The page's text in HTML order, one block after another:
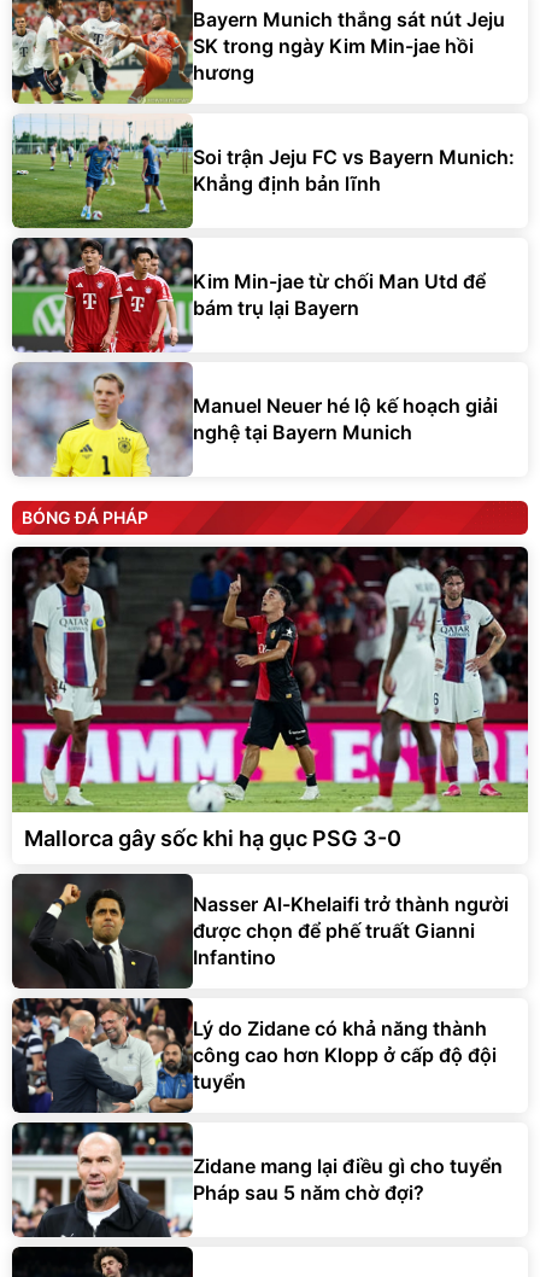
Bayern Munich thắng sát nút Jeju
SK trong ngày Kim Min-jae hồi
hương
Soi trận Jeju FC vs Bayern Munich:
Khẳng định bản lĩnh
Kim Min-jae từ chối Man Utd để
bám trụ lại Bayern
Manuel Neuer hé lộ kế hoạch giải
nghệ tại Bayern Munich
BÓNG ĐÁ PHÁP
Mallorca gây sốc khi hạ gục PSG 3-0
Nasser Al-Khelaifi trở thành người
được chọn để phế truất Gianni
Infantino
Lý do Zidane có khả năng thành
công cao hơn Klopp ở cấp độ đội
tuyển
Zidane mang lại điều gì cho tuyển
Pháp sau 5 năm chờ đợi?